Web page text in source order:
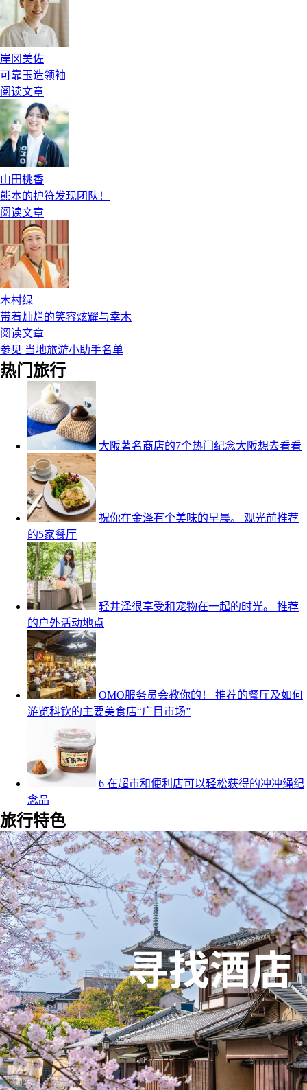
岸冈美佐
可靠玉造领袖
阅读文章
山田桃香
熊本的护符发现团队！
阅读文章
木村绿
带着灿烂的笑容炫耀与幸木
阅读文章
参见 当地旅游小助手名单
热门旅行
大阪著名商店的7个热门纪念大阪想去看看
祝你在金泽有个美味的早晨。 观光前推荐
的5家餐厅
轻井泽很享受和宠物在一起的时光。 推荐
的户外活动地点
OMO服务员会教你的！ 推荐的餐厅及如何
游览科钦的主要美食店“广目市场”
6 在超市和便利店可以轻松获得的冲冲绳纪
念品
旅行特色